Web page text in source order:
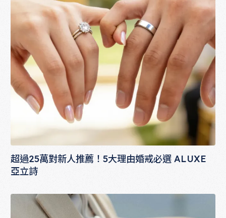
超過25萬對新人推薦！5大理由婚戒必選 ALUXE
亞立詩